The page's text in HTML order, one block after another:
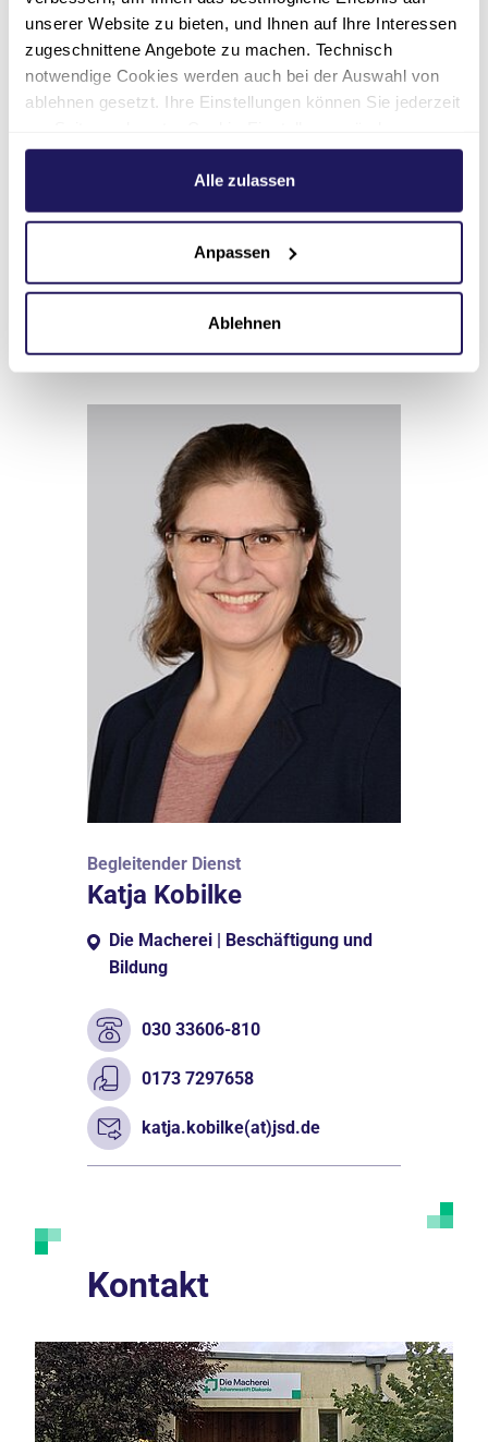
unserer Website zu bieten, und Ihnen auf Ihre Interessen
zugeschnittene Angebote zu machen. Technisch
notwendige Cookies werden auch bei der Auswahl von
ablehnen gesetzt. Ihre Einstellungen können Sie jederzeit
Weitere Informationen hierzu finden Sie in unserer
.
Alle zulassen
Anpassen
Ablehnen
Koordination
Gülcan Dogan
Die Macherei | Beschäftigung und
Bildung
030 33606-811
guelcan.dogan(at)jsd.de
Begleitender Dienst
Katja Kobilke
Die Macherei | Beschäftigung und
Bildung
030 33606-810
0173 7297658
katja.kobilke(at)jsd.de
Kontakt